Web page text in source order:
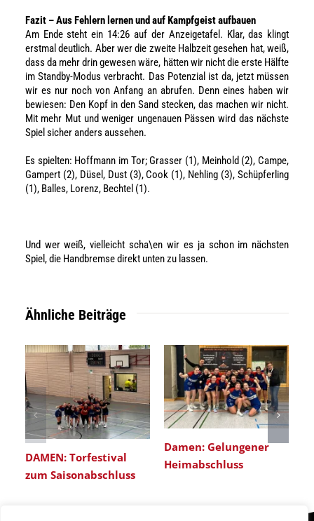
Fazit – Aus Fehlern lernen und auf Kampfgeist aufbauen
Am Ende steht ein 14:26 auf der Anzeigetafel. Klar, das klingt
erstmal deutlich. Aber wer die zweite Halbzeit gesehen hat, weiß,
dass da mehr drin gewesen wäre, hätten wir nicht die erste Hälfte
im Standby-Modus verbracht. Das Potenzial ist da, jetzt müssen
wir es nur noch von Anfang an abrufen. Denn eines haben wir
bewiesen: Den Kopf in den Sand stecken, das machen wir nicht.
Mit mehr Mut und weniger ungenauen Pässen wird das nächste
Spiel sicher anders aussehen.
Es spielten: Hoffmann im Tor; Grasser (1), Meinhold (2), Campe,
Gampert (2), Düsel, Dust (3), Cook (1), Nehling (3), Schüpferling
(1), Balles, Lorenz, Bechtel (1).
Und wer weiß, vielleicht scha\en wir es ja schon im nächsten
Spiel, die Handbremse direkt unten zu lassen.
Ähnliche Beiträge
DAMEN: Torfestival
zum Saisonabschluss
Damen: Gelungener
Heimabschluss